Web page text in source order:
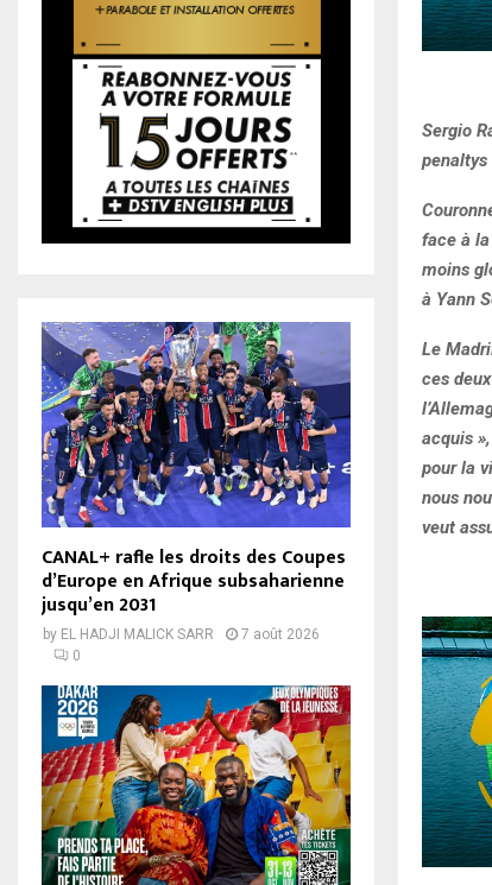
Sergio
penaltys
face à
moins
à Yann
Le
ces
acquis
pour la
nous
veut
CANAL+ rafle les droits des Coupes
d’Europe en Afrique subsaharienne
jusqu’en 2031
by EL HADJI MALICK SARR
7 août 2026
0